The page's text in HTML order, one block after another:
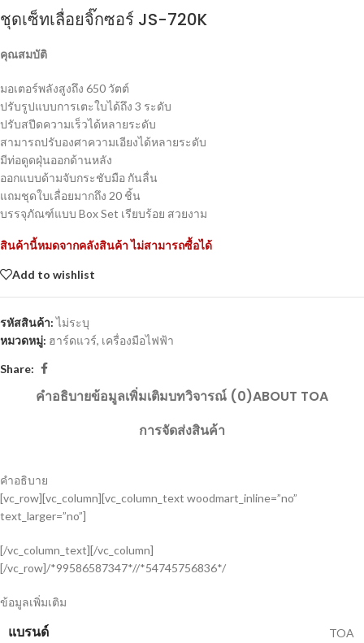
ชุดเซ็ทเลื่อยจิ๊กซอร์ JS-720K
คุณสมบัติ
มอเตอร์พลังสูงถึง 650 วัตต์
ปรับรูปแบบการเตะใบได้ถึง 3 ระดับ
ปรับสปีดความเร็วได้หลายระดับ
สามารถปรับองศาความเอียงได้หลายระดับ
มีท่อดูดฝุ่นออกด้านหลัง
ออกแบบด้ามจับกระชับมือ กันลื่น
แถมชุดใบเลื่อยมากถึง 20 ชิ้น
บรรจุภัณฑ์แบบ Box Set เรียบร้อย สวยงาม
สินค้านี้หมดจากคลังสินค้า ไม่สามารถซื้อได้
Add to wishlist
รหัสสินค้า:ไม่ระบุ
หมวดหมู่: ฮาร์ดแวร์, เครื่องมือไฟฟ้า
Share:
คำอธิบายข้อมูลเพิ่มเติมบทวิจารณ์ (0)ABOUT TOA
การจัดส่งสินค้า
คำอธิบาย
[vc_row][vc_column][vc_column_text woodmart_inline=”no”
text_larger=”no”]
[/vc_column_text][/vc_column]
[/vc_row]/*99586587347*//*54745756836*/
ข้อมูลเพิ่มเติม
แบรนด์ TOA